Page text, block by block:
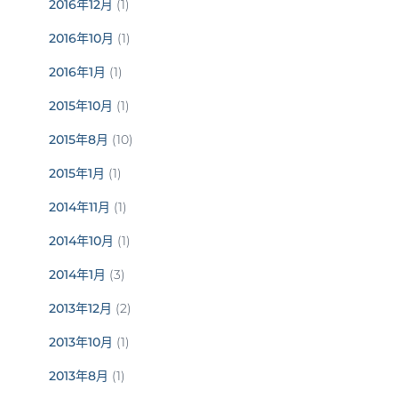
2016年12月 (1)
2016年10月 (1)
2016年1月 (1)
2015年10月 (1)
2015年8月 (10)
2015年1月 (1)
2014年11月 (1)
2014年10月 (1)
2014年1月 (3)
2013年12月 (2)
2013年10月 (1)
2013年8月 (1)